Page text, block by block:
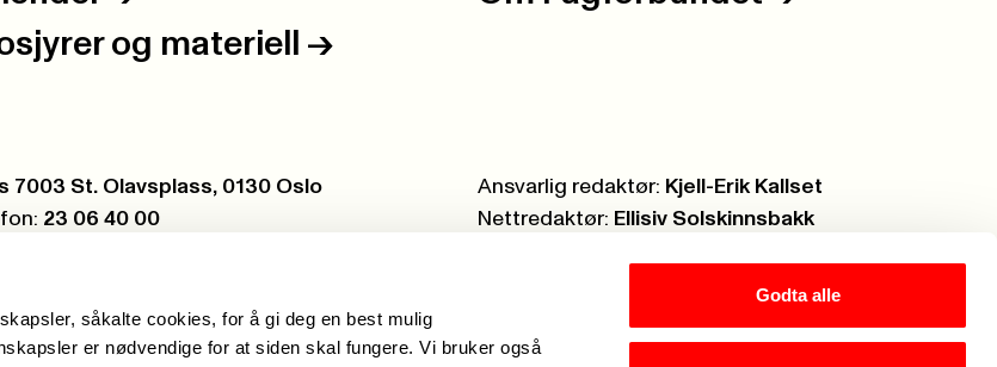
såkalte cookies, for å gi deg en best mulig
er nødvendige for at siden skal fungere. Vi bruker også
Godta alle
og materiell ->
7003 St. Olavsplass, 0130 Oslo
23 06 40 00
Ansvarlig redaktør: Kjell-Erik Kallset
Nettredaktør: Ellisiv Solskinnsbakk